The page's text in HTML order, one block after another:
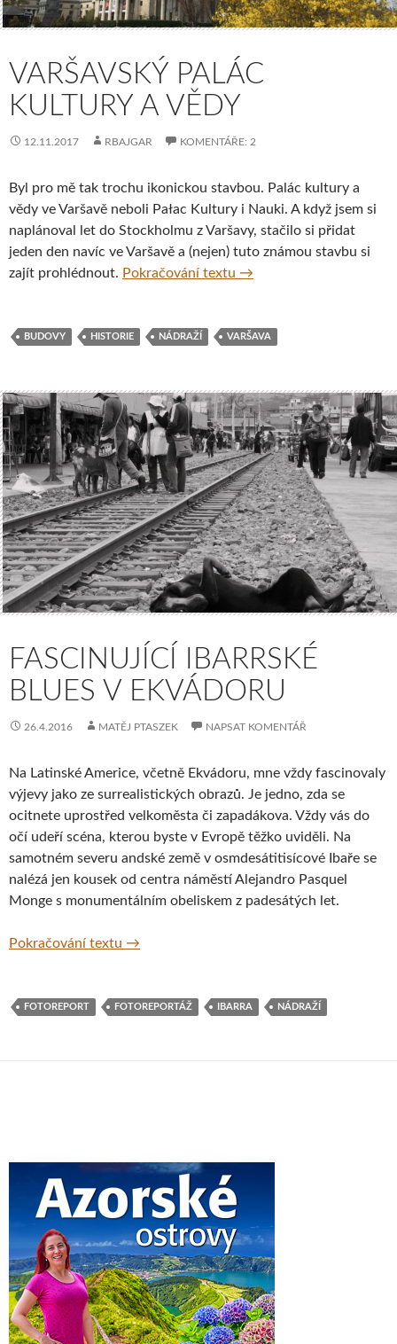
VARŠAVSKÝ PALÁC
KULTURY A VĚDY
12.11.2017 RBAJGAR KOMENTÁŘE: 2
Byl pro mě tak trochu ikonickou stavbou. Palác kultury a
vědy ve Varšavě neboli Pałac Kultury i Nauki. A když jsem si
naplánoval let do Stockholmu z Varšavy, stačilo si přidat
jeden den navíc ve Varšavě a (nejen) tuto známou stavbu si
zajít prohlédnout. Pokračování textu Varšavský Palác kultury
→
BUDOVY HISTORIE NÁDRAŽÍ VARŠAVA
FASCINUJÍCÍ IBARRSKÉ
BLUES V EKVÁDORU
26.4.2016 MATĚJ PTASZEK NAPSAT KOMENTÁŘ
Na Latinské Americe, včetně Ekvádoru, mne vždy fascinovaly
výjevy jako ze surrealistických obrazů. Je jedno, zda se
ocitnete uprostřed velkoměsta či zapadákova. Vždy vás do
očí udeří scéna, kterou byste v Evropě těžko uviděli. Na
samotném severu andské země v osmdesátitisícové Ibaře se
nalézá jen kousek od centra náměstí Alejandro Pasquel
Monge s monumentálním obeliskem z padesátých let.
Pokračování textu Fascinující ibarrské blues v Ekvádoru
→
FOTOREPORT FOTOREPORTÁŽ IBARRA NÁDRAŽÍ